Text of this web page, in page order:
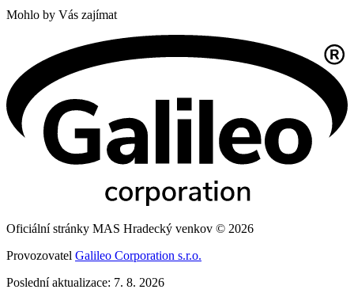
Mohlo by Vás zajímat
Oficiální stránky MAS Hradecký venkov © 2026
Provozovatel Galileo Corporation s.r.o.
Poslední aktualizace: 7. 8. 2026